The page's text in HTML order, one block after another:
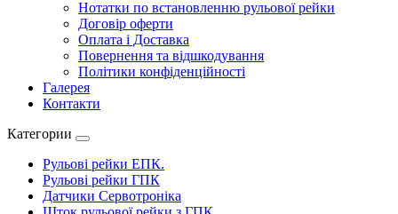
Нотатки по встановленню рульової рейки
Договір оферти
Оплата і Доставка
Повернення та відшкодування
Політики конфіденційності
Галерея
Контакти
Категории
Рульові рейки ЕПК.
Рульові рейки ГПК
Датчики Сервотроніка